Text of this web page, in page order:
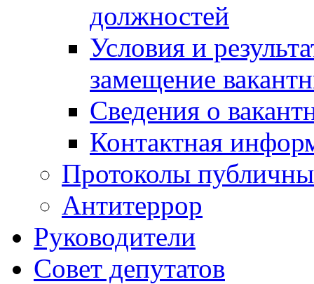
должностей
Условия и
замещение
Сведения о
Контактная
Протоколы
Антитеррор
Руководители
Совет депутатов